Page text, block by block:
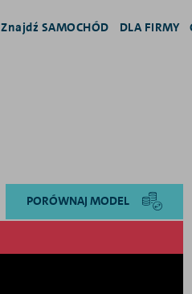
Znajdź SAMOCHÓD DLA FIRMY
PORÓWNAJ MODEL